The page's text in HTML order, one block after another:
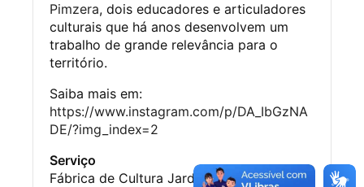
Pimzera, dois educadores e articuladores
culturais que há anos desenvolvem um
trabalho de grande relevância para o
território.
Saiba mais em:
https://www.instagram.com/p/DA_IbGzNA
DE/?img_index=2
Serviço
Fábrica de Cultura Jardim São Luiz